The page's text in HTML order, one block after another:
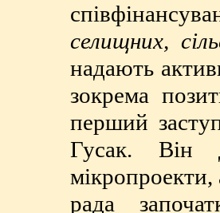
селищних,
надають
зокрема
перший
Гусак. Він
рада